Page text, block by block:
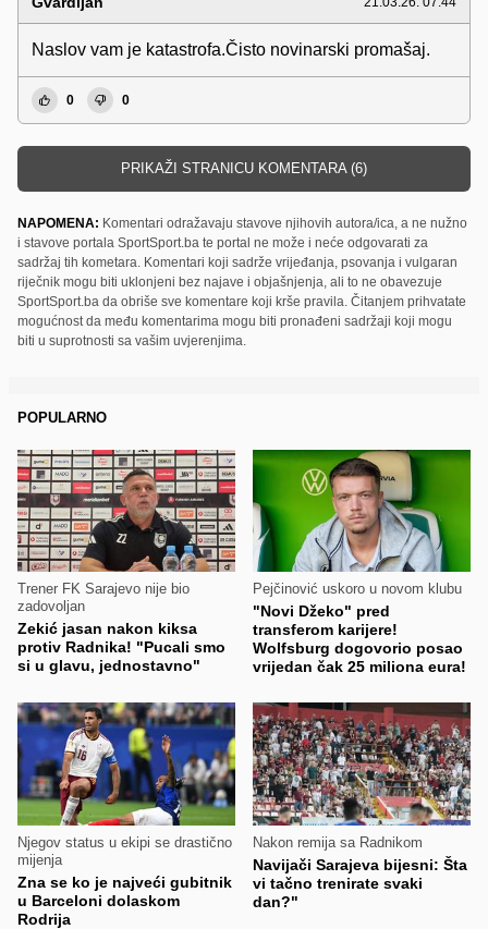
Naslov vam je katastrofa.Čisto novinarski promašaj.
0 0
PRIKAŽI STRANICU KOMENTARA (6)
NAPOMENA: Komentari odražavaju stavove njihovih autora/ica, a ne nužno
i stavove portala SportSport.ba te portal ne može i neće odgovarati za
sadržaj tih kometara. Komentari koji sadrže vrijeđanja, psovanja i vulgaran
riječnik mogu biti uklonjeni bez najave i objašnjenja, ali to ne obavezuje
SportSport.ba da obriše sve komentare koji krše pravila. Čitanjem prihvatate
mogućnost da među komentarima mogu biti pronađeni sadržaji koji mogu
biti u suprotnosti sa vašim uvjerenjima.
POPULARNO
Trener FK Sarajevo nije bio
zadovoljan
Zekić jasan nakon kiksa
protiv Radnika! "Pucali smo
si u glavu, jednostavno"
Pejčinović uskoro u novom klubu
"Novi Džeko" pred
transferom karijere!
Wolfsburg dogovorio posao
vrijedan čak 25 miliona eura!
Njegov status u ekipi se drastično
mijenja
Zna se ko je najveći gubitnik
u Barceloni dolaskom
Rodrija
Nakon remija sa Radnikom
Navijači Sarajeva bijesni: Šta
vi tačno trenirate svaki
dan?"